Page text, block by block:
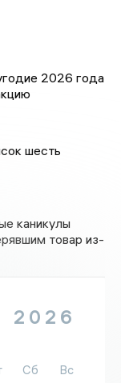
2026 года
шесть
каникулы
товар из-
2026
Сб
Вс